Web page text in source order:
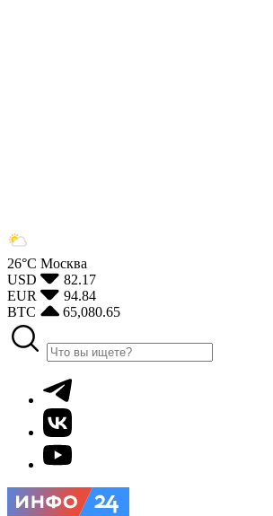
26°С Москва
USD
82.17
EUR
94.84
BTC
65,080.65